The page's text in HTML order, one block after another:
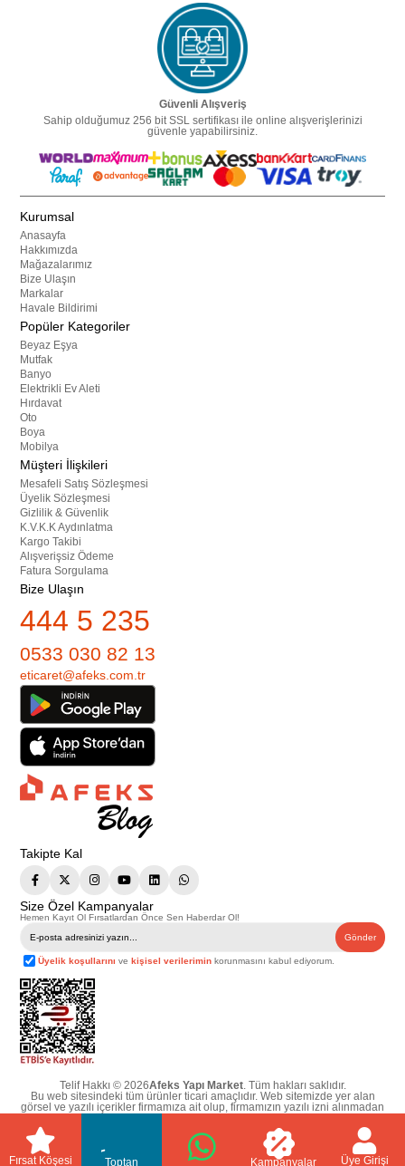
Güvenli Alışveriş
Sahip olduğumuz 256 bit SSL sertifikası ile online alışverişlerinizi
güvenle yapabilirsiniz.
Kurumsal
Anasayfa
Hakkımızda
Mağazalarımız
Bize Ulaşın
Markalar
Havale Bildirimi
Popüler Kategoriler
Beyaz Eşya
Mutfak
Banyo
Elektrikli Ev Aleti
Hırdavat
Oto
Boya
Mobilya
Müşteri İlişkileri
Mesafeli Satış Sözleşmesi
Üyelik Sözleşmesi
Gizlilik & Güvenlik
K.V.K.K Aydınlatma
Kargo Takibi
Alışverişsiz Ödeme
Fatura Sorgulama
Bize Ulaşın
444 5 235
0533 030 82 13
eticaret@afeks.com.tr
Takipte Kal
Size Özel Kampanyalar
Hemen Kayıt Ol Fırsatlardan Önce Sen Haberdar Ol!
Gönder
Üyelik koşullarını vekişisel verilerimin korunmasını kabul ediyorum.
Telif Hakkı © 2026Afeks Yapı Market. Tüm hakları saklıdır.
Bu web sitesindeki tüm ürünler ticari amaçlıdır. Web sitemizde yer alan
görsel ve yazılı içerikler firmamıza ait olup, firmamızın yazılı izni alınmadan
hiçbir yazılı/görsel içerik, logo, kopyalanamaz, kaynak gösterilemez ve
başka yerlerde kullanılamaz. İçeriklerin izin alınmadan kopyalanması ve
kullanılması 5846 sayılı Fikir ve Sanat Eserleri Yasasına göre suçtur.
Fırsat Köşesi
Toptan Kampanyalar Üye Girişi